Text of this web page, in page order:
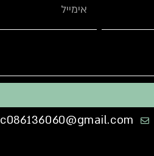
c086136060@gmail.com